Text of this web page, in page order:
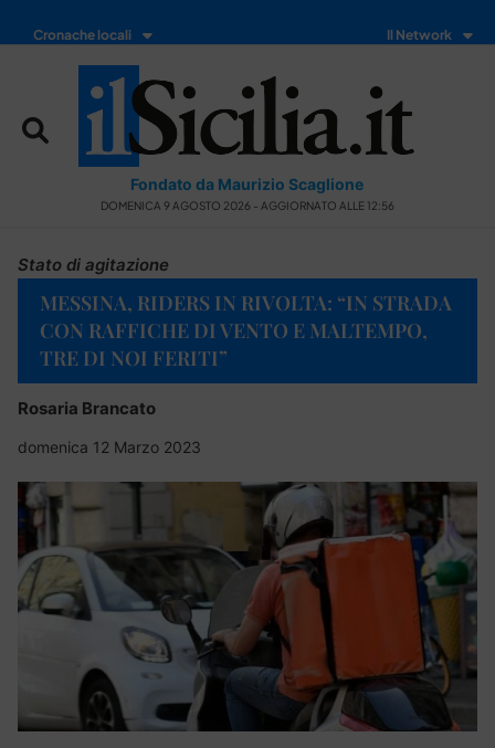
Cronache locali Il Network
Fondato da Maurizio Scaglione
DOMENICA 9 AGOSTO 2026 - AGGIORNATO ALLE 12:56
Stato di agitazione
MESSINA, RIDERS IN RIVOLTA: “IN STRADA
CON RAFFICHE DI VENTO E MALTEMPO,
TRE DI NOI FERITI”
Rosaria Brancato
domenica 12 Marzo 2023